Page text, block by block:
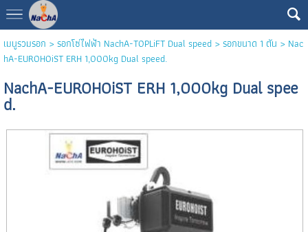
เมนูรวมรอก >รอกโซ่ไฟฟ้า NachA-TOPLiFT Dual speed>รอกขนาด 1 ตัน > Nac
hA-EUROHOiST ERH 1,000kg Dual speed.
NachA-EUROHOiST ERH 1,000kg Dual spee
d.